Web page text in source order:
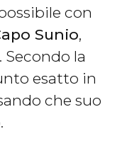
con
Sunio,
la
esatto in
che suo